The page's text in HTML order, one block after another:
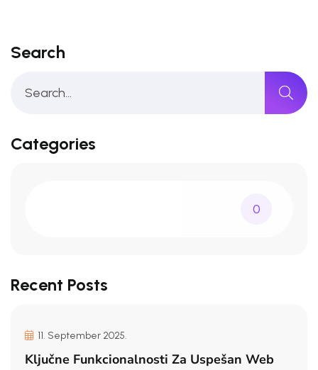
Search
Categories
0
Recent Posts
11. September 2025.
Ključne Funkcionalnosti Za Uspešan Web